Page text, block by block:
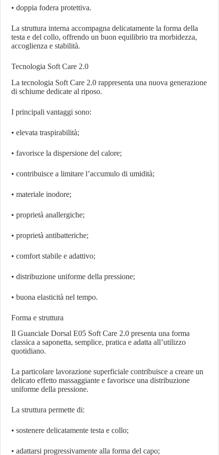
• doppia fodera protettiva.
La struttura interna accompagna delicatamente la forma della
testa e del collo, offrendo un buon equilibrio tra morbidezza,
accoglienza e stabilità.
Tecnologia Soft Care 2.0
La tecnologia Soft Care 2.0 rappresenta una nuova generazione
di schiume dedicate al riposo.
I principali vantaggi sono:
• elevata traspirabilità;
• favorisce la dispersione del calore;
• contribuisce a limitare l’accumulo di umidità;
• materiale inodore;
• proprietà anallergiche;
• proprietà antibatteriche;
• comfort stabile e adattivo;
• distribuzione uniforme della pressione;
• buona elasticità nel tempo.
Forma e struttura
Il Guanciale Dorsal E05 Soft Care 2.0 presenta una forma
classica a saponetta, semplice, pratica e adatta all’utilizzo
quotidiano.
La particolare lavorazione superficiale contribuisce a creare un
delicato effetto massaggiante e favorisce una distribuzione
uniforme della pressione.
La struttura permette di:
• sostenere delicatamente testa e collo;
• adattarsi progressivamente alla forma del capo;